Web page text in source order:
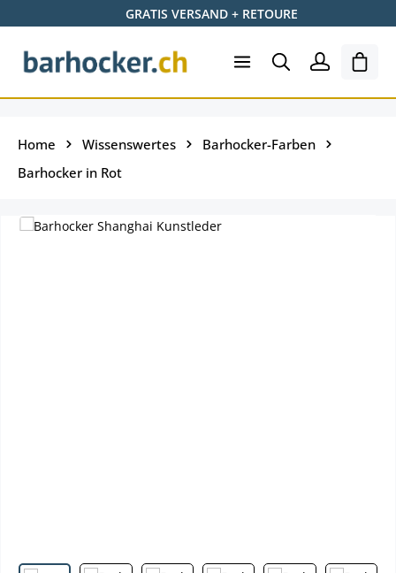
Zum Hauptinhalt springenGRATIS VERSAND + RETOURE
Home Wissenswertes
Barhocker-Farben
Barhocker in Rot